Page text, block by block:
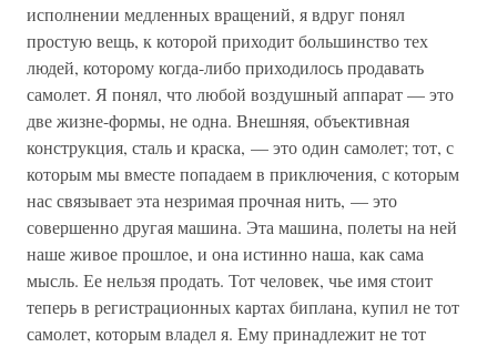
исполнении медленных вращений, я вдруг понял
простую вещь, к которой приходит большинство тех
людей, которому когда-либо приходилось продавать
самолет. Я понял, что любой воздушный аппарат — это
две жизне-формы, не одна. Внешняя, объективная
конструкция, сталь и краска, — это один самолет; тот, с
которым мы вместе попадаем в приключения, с которым
нас связывает эта незримая прочная нить, — это
совершенно другая машина. Эта машина, полеты на ней
наше живое прошлое, и она истинно наша, как сама
мысль. Ее нельзя продать. Тот человек, чье имя стоит
теперь в регистрационных картах биплана, купил не тот
самолет, которым владел я. Ему принадлежит не тот